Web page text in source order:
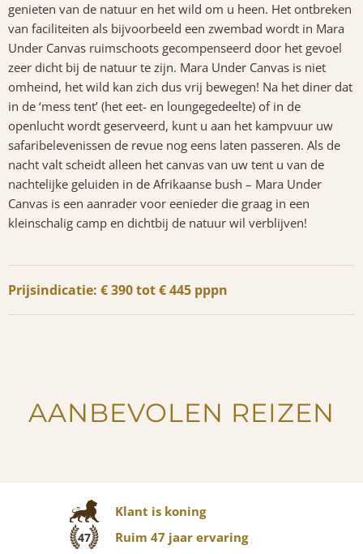
genieten van de natuur en het wild om u heen. Het ontbreken
van faciliteiten als bijvoorbeeld een zwembad wordt in Mara
Under Canvas ruimschoots gecompenseerd door het gevoel
zeer dicht bij de natuur te zijn. Mara Under Canvas is niet
omheind, het wild kan zich dus vrij bewegen! Na het diner dat
in de ‘mess tent’ (het eet- en loungegedeelte) of in de
openlucht wordt geserveerd, kunt u aan het kampvuur uw
safaribelevenissen de revue nog eens laten passeren. Als de
nacht valt scheidt alleen het canvas van uw tent u van de
nachtelijke geluiden in de Afrikaanse bush – Mara Under
Canvas is een aanrader voor eenieder die graag in een
kleinschalig camp en dichtbij de natuur wil verblijven!
Prijsindicatie: € 390 tot € 445 pppn
AANBEVOLEN REIZEN
Klant is koning
47
Ruim 47 jaar ervaring